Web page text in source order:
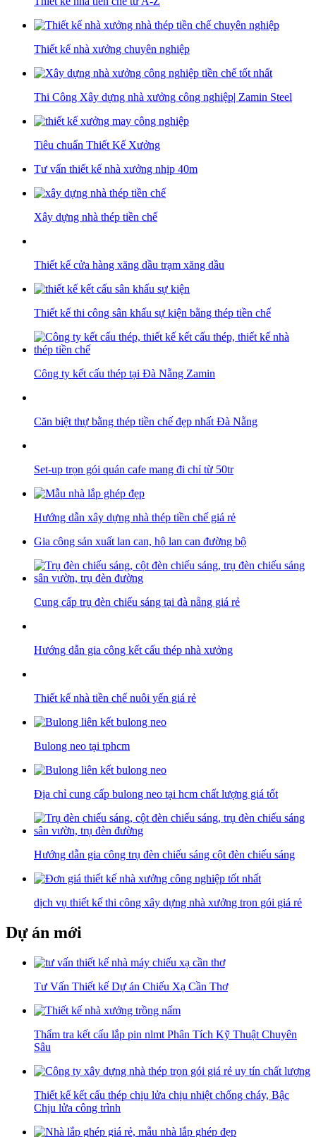
Thiết kế nhà xưởng chuyên nghiệp
Thi Công Xây dựng nhà xưởng công nghiệp| Zamin Steel
Tiêu chuẩn Thiết Kế Xưởng
Tư vấn thiết kế nhà xưởng nhịp 40m
Xây dựng nhà thép tiền chế
Thiết kế cửa hàng xăng dầu trạm xăng dầu
Thiết kế thi công sân khấu sự kiện bằng thép tiền chế
Công ty kết cấu thép tại Đà Nẵng Zamin
Căn biệt thự bằng thép tiền chế đẹp nhất Đà Nẵng
Set-up trọn gói quán cafe mang đi chỉ từ 50tr
Hướng dẫn xây dựng nhà thép tiền chế giá rẻ
Gia công sản xuất lan can, hộ lan can đường bộ
Cung cấp trụ đèn chiếu sáng tại đà nẵng giá rẻ
Hướng dẫn gia công kết cấu thép nhà xưởng
Thiết kế nhà tiền chế nuôi yến giá rẻ
Bulong neo tại tphcm
Địa chỉ cung cấp bulong neo tại hcm chất lượng giá tốt
Hướng dẫn gia công trụ đèn chiếu sáng cột đèn chiếu sáng
dịch vụ thiết kế thi công xây dựng nhà xưởng trọn gói giá rẻ
Dự án mới
Tư Vấn Thiết kế Dự án Chiếu Xạ Cần Thơ
Thẩm tra kết cấu lắp pin nlmt Phân Tích Kỹ Thuật Chuyên
Sâu
Thiết kế kết cấu thép chịu lửa chịu nhiệt chống cháy, Bậc
Chịu lửa công trình